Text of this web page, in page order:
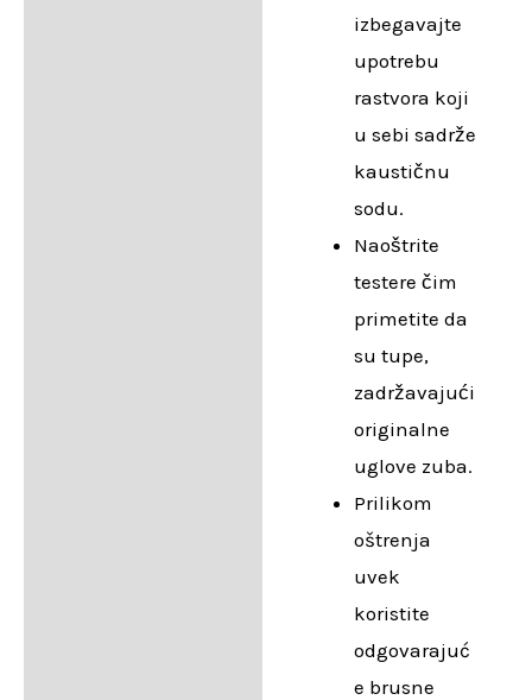
izbegavajte
upotrebu
rastvora koji
u sebi sadrže
kaustičnu
sodu.
Naoštrite
testere čim
primetite da
su tupe,
zadržavajući
originalne
uglove zuba.
Prilikom
oštrenja
uvek
koristite
odgovarajuć
e brusne